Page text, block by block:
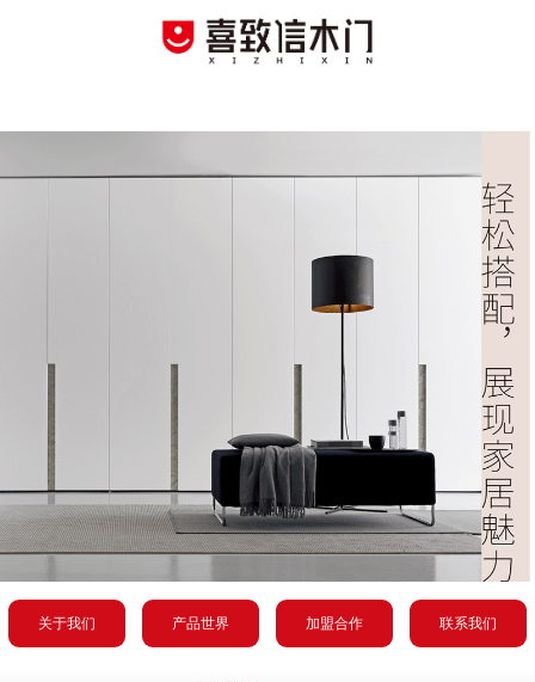
关于我们 产品世界 加盟合作 联系我们